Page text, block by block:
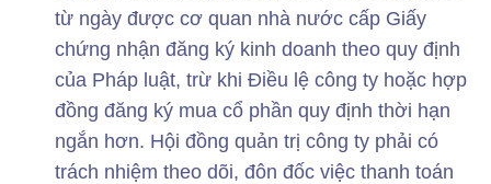
từ ngày được cơ quan nhà nước cấp Giấy
chứng nhận đăng ký kinh doanh theo quy định
của Pháp luật, trừ khi Điều lệ công ty hoặc hợp
đồng đăng ký mua cổ phần quy định thời hạn
ngắn hơn. Hội đồng quản trị công ty phải có
trách nhiệm theo dõi, đôn đốc việc thanh toán